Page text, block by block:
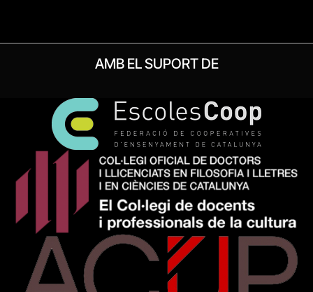
AMB EL SUPORT DE